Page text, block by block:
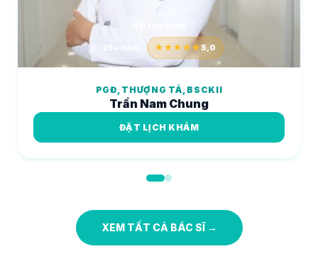
★★★★★5,0
PGĐ, THƯỢNG TÁ, BSCKII
Trần Nam Chung
ĐẶT LỊCH KHÁM
XEM TẤT CẢ BÁC SĨ →